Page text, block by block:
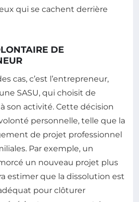
qui se cachent derrière
DE
cas, c’est l’entrepreneur,
SASU, qui choisit de
son activité. Cette décision
personnelle, telle que la
de projet professionnel
Par exemple, un
un nouveau projet plus
estimer que la dissolution est
pour clôturer